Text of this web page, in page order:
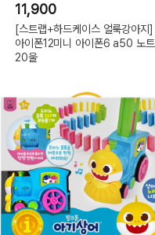
11,900
[스트랩+하드케이스 얼룩강아지]
아이폰12미니 아이폰6 a50 노트
20울